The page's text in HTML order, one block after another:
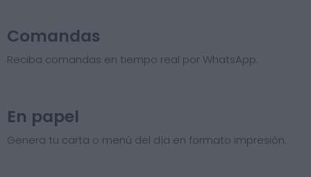
Comandas
Reciba comandas en tiempo real por WhatsApp.
En papel
Genera tu carta o menú del día en formato impresión.